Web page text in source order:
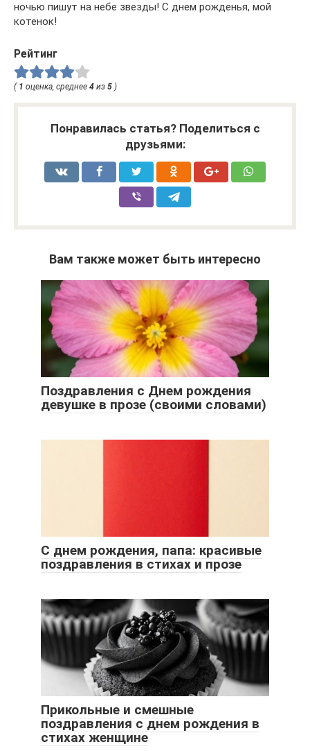
ночью пишут на небе звезды! С днем рожденья, мой
котенок!
Рейтинг
( 1 оценка, среднее 4 из 5 )
Понравилась статья? Поделиться с
друзьями:
Вам также может быть интересно
Поздравления с Днем рождения
девушке в прозе (своими словами)
С днем рождения, папа: красивые
поздравления в стихах и прозе
Прикольные и смешные
поздравления с днем рождения в
стихах женщине